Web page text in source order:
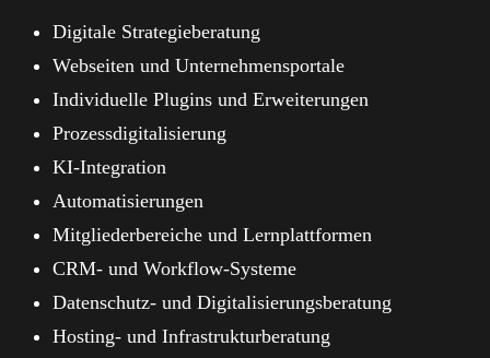
Digitale Strategieberatung
Webseiten und Unternehmensportale
Individuelle Plugins und Erweiterungen
Prozessdigitalisierung
KI-Integration
Automatisierungen
Mitgliederbereiche und Lernplattformen
CRM- und Workflow-Systeme
Datenschutz- und Digitalisierungsberatung
Hosting- und Infrastrukturberatung